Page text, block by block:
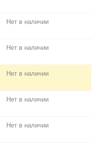
Нет в наличии
Нет в наличии
Нет в наличии
Нет в наличии
Нет в наличии